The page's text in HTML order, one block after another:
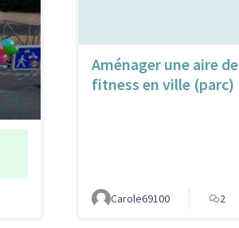
Aménager une aire de
fitness en ville (parc)
Carole69100 2